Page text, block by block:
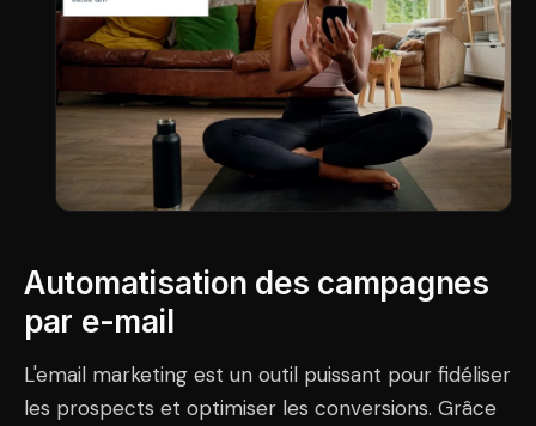
Automatisation des campagnes
par e-mail
L'email marketing est un outil puissant pour fidéliser
les prospects et optimiser les conversions. Grâce